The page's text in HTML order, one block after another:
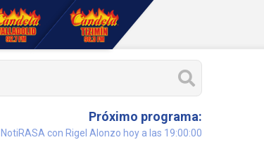
Próximo programa:
NotiRASA con Rigel Alonzo hoy a las 19:00:00